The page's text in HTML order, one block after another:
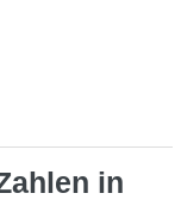
in